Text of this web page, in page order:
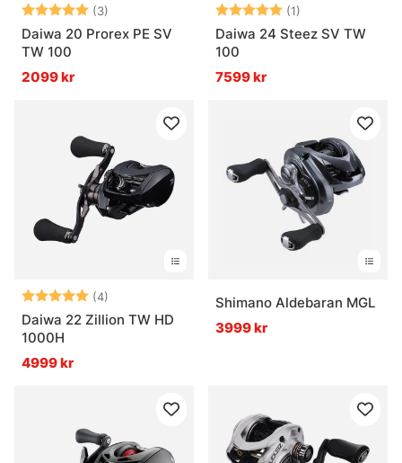
Betyg: (3)
5.0 utav 5 stjärnor
Daiwa 20 Prorex PE SV
TW 100
2099 kr
Betyg: (1)
Daiwa 24 Steez SV TW
100
7599 kr
Betyg: (4)
5.0 utav 5 stjärnor
Daiwa 22 Zillion TW HD
1000H
4999 kr
Shimano Aldebaran MGL
3999 kr